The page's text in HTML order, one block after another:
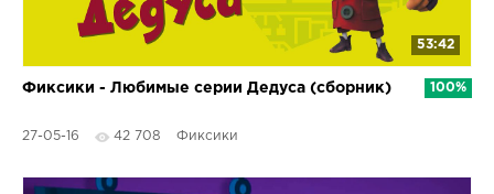
53:42
Фиксики - Любимые серии Дедуса (сборник)
27-05-16 42 708 Фиксики
100%